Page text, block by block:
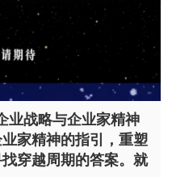
业战略与企业家精神
家精神的指引，重塑
穿越周期的答案。就